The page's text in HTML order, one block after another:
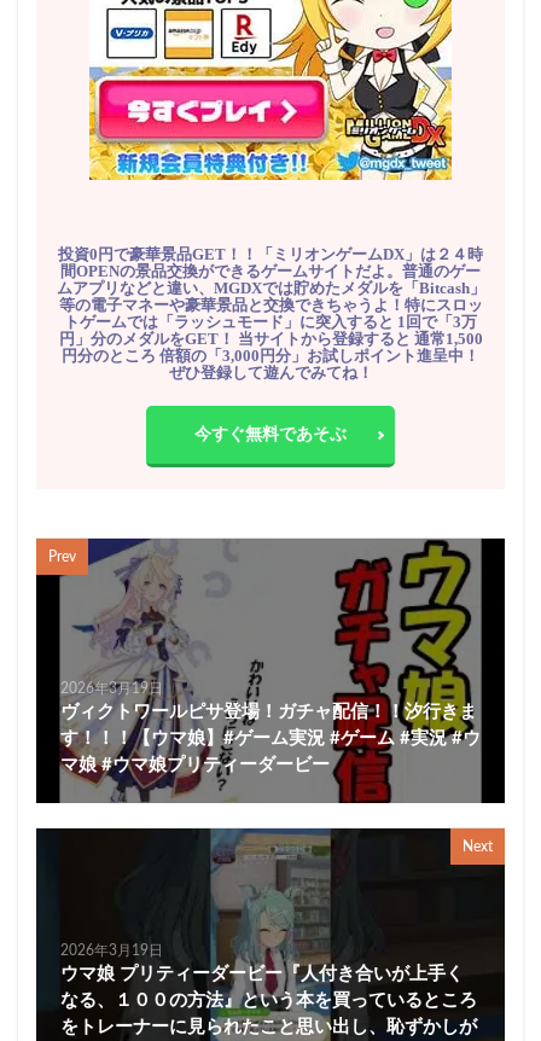
投資0円で豪華景品GET！！「ミリオンゲームDX」は２４時
間OPENの景品交換ができるゲームサイトだよ。普通のゲー
ムアプリなどと違い、MGDXでは貯めたメダルを「Bitcash」
等の電子マネーや豪華景品と交換できちゃうよ！特にスロッ
トゲームでは「ラッシュモード」に突入すると 1回で「3万
円」分のメダルをGET！ 当サイトから登録すると 通常1,500
円分のところ 倍額の「3,000円分」お試しポイント進呈中！
ぜひ登録して遊んでみてね！
今すぐ無料であそぶ
Prev
2026年3月19日
ヴィクトワールピサ登場！ガチャ配信！！汐行きま
す！！！【ウマ娘】#ゲーム実況 #ゲーム #実況 #ウ
マ娘 #ウマ娘プリティーダービー
Next
2026年3月19日
ウマ娘 プリティーダービー『人付き合いが上手く
なる、１００の方法』という本を買っているところ
をトレーナーに見られたこと思い出し、恥ずかしが